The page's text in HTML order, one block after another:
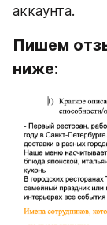
аккаунта.
Пишем
ниже: